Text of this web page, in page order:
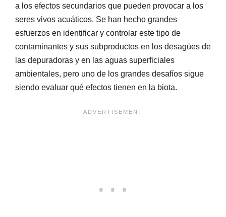
a los efectos secundarios que pueden provocar a los
seres vivos acuáticos. Se han hecho grandes
esfuerzos en identificar y controlar este tipo de
contaminantes y sus subproductos en los desagües de
las depuradoras y en las aguas superficiales
ambientales, pero uno de los grandes desafíos sigue
siendo evaluar qué efectos tienen en la biota.